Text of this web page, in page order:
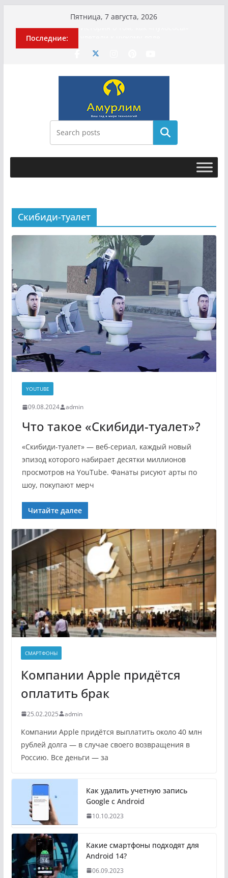
содержимому
Пятница, 7 августа, 2026
Последние:
Эхо турецкой трагедии: почему
Гусейна Гасанова заочно
приговорили к четырём годам
Илью Ремесло задержали по делу о
фейках о российской армии
Новые криминальные хроники
связали Диану Шурыгину и Настю
Холод
Поиск
Скибиди-туалет
YOUTUBE
09.08.2024 admin
Что такое «Скибиди-туалет»?
«Скибиди-туалет» — веб-сериал, каждый новый
эпизод которого набирает десятки миллионов
просмотров на YouTube. Фанаты рисуют арты по
шоу, покупают мерч
Читайте далее
СМАРТФОНЫ
Компании Apple придётся
оплатить брак
25.02.2025 admin
Компании Apple придётся выплатить около 40 млн
рублей долга — в случае своего возвращения в
Россию. Все деньги — за
Как удалить учетную запись
Google с Android
10.10.2023
Какие смартфоны подходят для
Android 14?
06.09.2023